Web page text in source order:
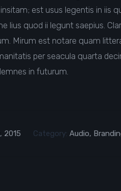
est usus legentis in iis
lius quod ii legunt saepius.
Mirum est notare quam
per seacula quarta
in futurum.
2015 Category: Audio,